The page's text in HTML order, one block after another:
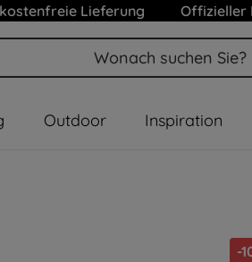
Lieferung Offizieller
Outdoor Inspiration
-